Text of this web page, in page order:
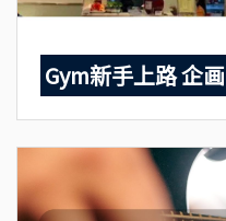
Gym新手上路 企画